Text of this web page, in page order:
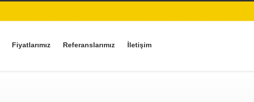
Fiyatlarımız Referanslarımız İletişim